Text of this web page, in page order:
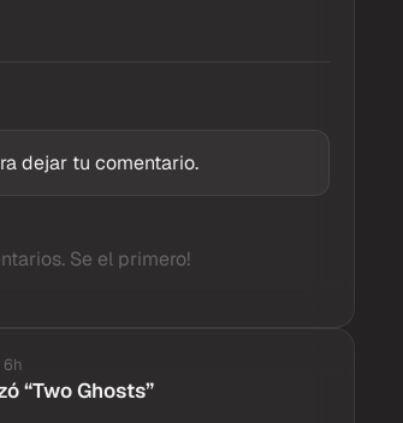
dejar tu comentario.
Se el primero!
6h
“Two Ghosts”